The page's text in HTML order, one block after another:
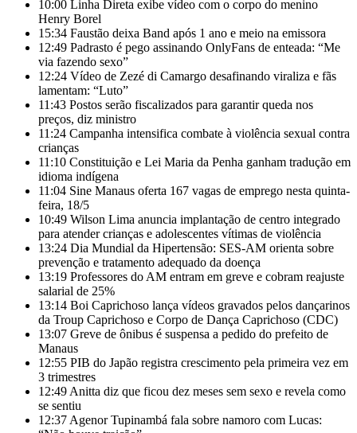
10:00 Linha Direta exibe vídeo com o corpo do menino
Henry Borel
15:34 Faustão deixa Band após 1 ano e meio na emissora
12:49 Padrasto é pego assinando OnlyFans de enteada: “Me
via fazendo sexo”
12:24 Vídeo de Zezé di Camargo desafinando viraliza e fãs
lamentam: “Luto”
11:43 Postos serão fiscalizados para garantir queda nos
preços, diz ministro
11:24 Campanha intensifica combate à violência sexual contra
crianças
11:10 Constituição e Lei Maria da Penha ganham tradução em
idioma indígena
11:04 Sine Manaus oferta 167 vagas de emprego nesta quinta-
feira, 18/5
10:49 Wilson Lima anuncia implantação de centro integrado
para atender crianças e adolescentes vítimas de violência
13:24 Dia Mundial da Hipertensão: SES-AM orienta sobre
prevenção e tratamento adequado da doença
13:19 Professores do AM entram em greve e cobram reajuste
salarial de 25%
13:14 Boi Caprichoso lança vídeos gravados pelos dançarinos
da Troup Caprichoso e Corpo de Dança Caprichoso (CDC)
13:07 Greve de ônibus é suspensa a pedido do prefeito de
Manaus
12:55 PIB do Japão registra crescimento pela primeira vez em
3 trimestres
12:49 Anitta diz que ficou dez meses sem sexo e revela como
se sentiu
12:37 Agenor Tupinambá fala sobre namoro com Lucas: